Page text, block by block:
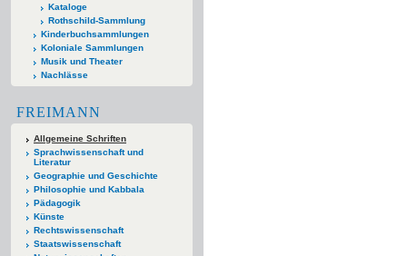
Kataloge
Rothschild-Sammlung
Kinderbuchsammlungen
Koloniale Sammlungen
Musik und Theater
Nachlässe
FREIMANN
Allgemeine Schriften
Sprachwissenschaft und
Literatur
Geographie und Geschichte
Philosophie und Kabbala
Pädagogik
Künste
Rechtswissenschaft
Staatswissenschaft